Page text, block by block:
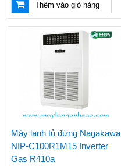
Thêm vào giỏ hàng
Máy lạnh tủ đứng Nagakawa
NIP-C100R1M15 Inverter
Gas R410a